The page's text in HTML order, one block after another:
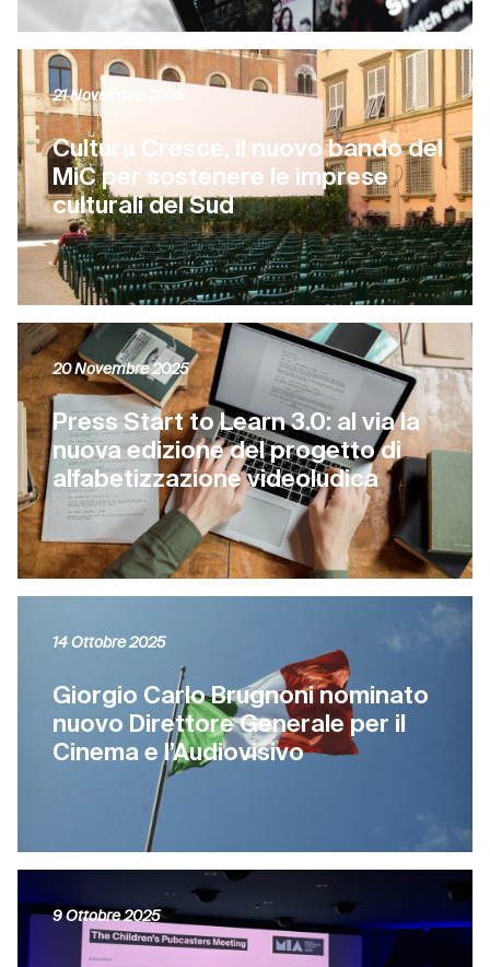
Cultura Cresce, il nuovo bando del
MiC per sostenere le imprese
culturali del Sud
21 Novembre 2025
Press Start to Learn 3.0: al via la
nuova edizione del progetto di
alfabetizzazione videoludica
20 Novembre 2025
Giorgio Carlo Brugnoni nominato
nuovo Direttore Generale per il
Cinema e l’Audiovisivo
14 Ottobre 2025
9 Ottobre 2025